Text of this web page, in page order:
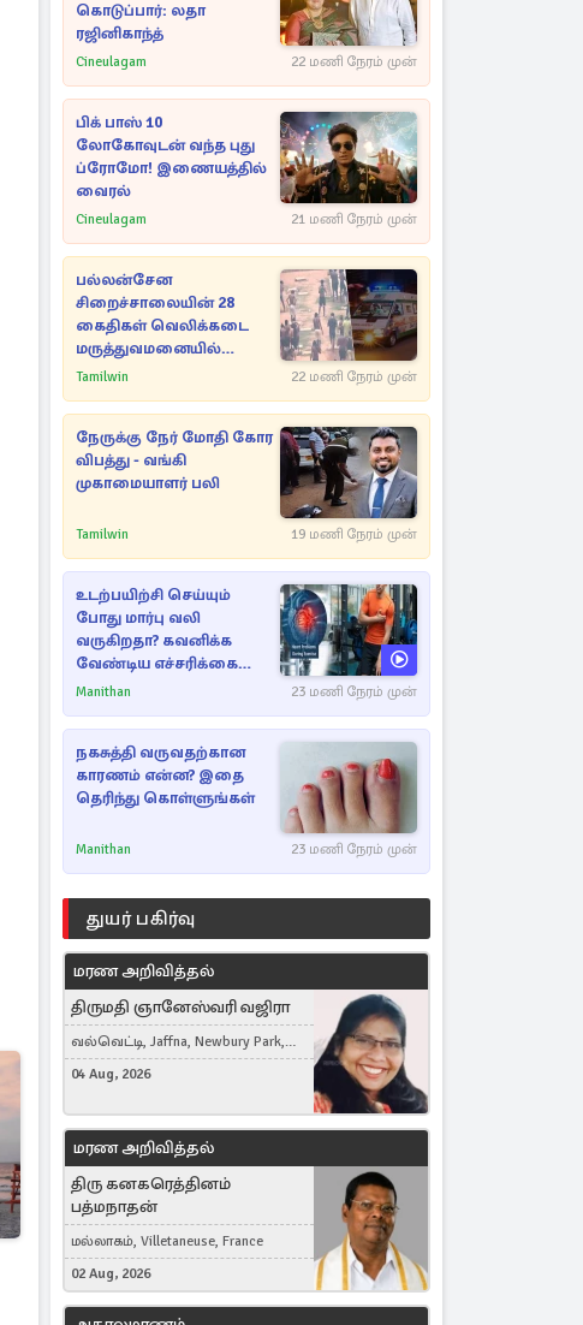
கொடுப்பார்: லதா
ரஜினிகாந்த்
Cineulagam 22 மணி நேரம் முன்
பிக் பாஸ் 10
லோகோவுடன் வந்த புது
ப்ரோமோ! இணையத்தில்
வைரல்
Cineulagam 21 மணி நேரம் முன்
பல்லன்சேன
சிறைச்சாலையின் 28
கைதிகள் வெலிக்கடை
மருத்துவமனையில்
அனுமதி
Tamilwin 22 மணி நேரம் முன்
நேருக்கு நேர் மோதி கோர
விபத்து - வங்கி
முகாமையாளர் பலி
Tamilwin 19 மணி நேரம் முன்
உடற்பயிற்சி செய்யும்
போது மார்பு வலி
வருகிறதா? கவனிக்க
வேண்டிய எச்சரிக்கை
அறிகுறிகள்
Manithan 23 மணி நேரம் முன்
நகசுத்தி வருவதற்கான
காரணம் என்ன? இதை
தெரிந்து கொள்ளுங்கள்
Manithan 23 மணி நேரம் முன்
துயர் பகிர்வு
மரண அறிவித்தல்
திருமதி ஞானேஸ்வரி வஜிரா
வல்வெட்டி, Jaffna, Newbury Park,
United Kingdom
04 Aug, 2026
மரண அறிவித்தல்
திரு கனகரெத்தினம்
பத்மநாதன்
மல்லாகம், Villetaneuse, France
02 Aug, 2026